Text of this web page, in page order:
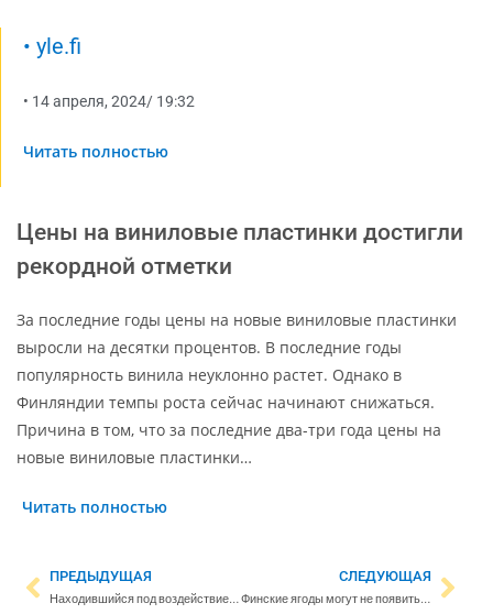
• yle.fi
• 14 апреля, 2024/ 19:32
Читать полностью
Цены на виниловые пластинки достигли
рекордной отметки
За последние годы цены на новые виниловые пластинки
выросли на десятки процентов. В последние годы
популярность винила неуклонно растет. Однако в
Финляндии темпы роста сейчас начинают снижаться.
Причина в том, что за последние два-три года цены на
новые виниловые пластинки…
Читать полностью
ПРЕДЫДУЩАЯ
Находившийся под воздействием наркотиков водитель пытался скрыться от полиции на скорости 200 км/ч
СЛЕДУЮЩАЯ
Финские ягоды могут не появиться на прилавках магазинов следующей зимой